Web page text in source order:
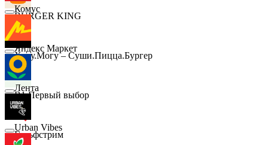
BURGER KING
Хочу.Могу – Суши.Пицца.Бургер
B1 Первый выбор
Гольфстрим
Комус
Яндекс Маркет
Лента
Urban Vibes